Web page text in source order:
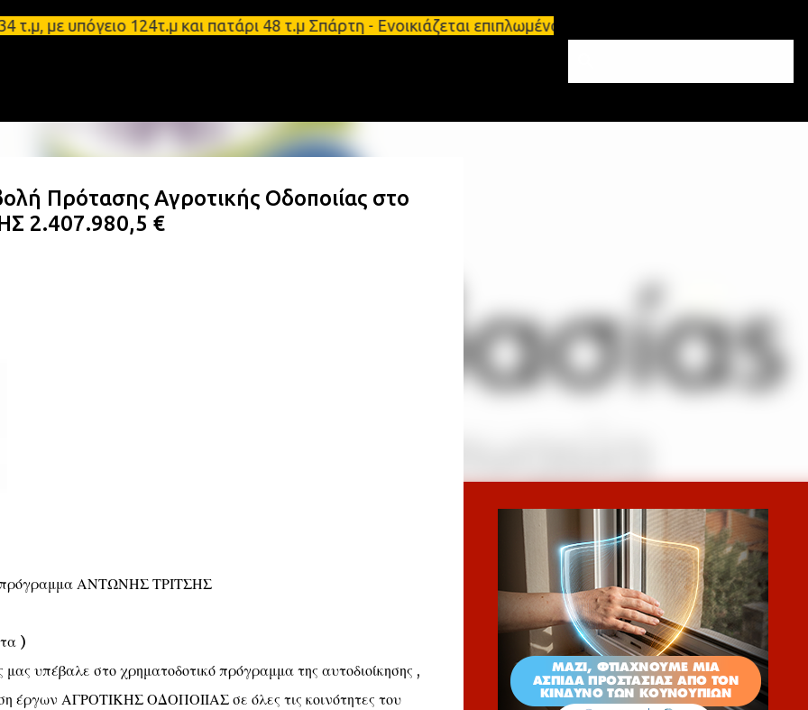
Μετάβαση στο κύριο περιεχόμενο
υπόγειο 124τ.μ και πατάρι 48 τ.μ Σπάρτη - Ενοικιάζεται επιπλωμένο διαμέρισμα 65τ.μ
Πρότασης Αγροτικής Οδοποιίας στο
2.407.980,5 €
πρόγραμμα ΑΝΤΩΝΗΣ ΤΡΙΤΣΗΣ
)
υπέβαλε στο χρηματοδοτικό πρόγραμμα της αυτοδιοίκησης ,
ΑΓΡΟΤΙΚΗΣ ΟΔΟΠΟΙΙΑΣ σε όλες τις κοινότητες του